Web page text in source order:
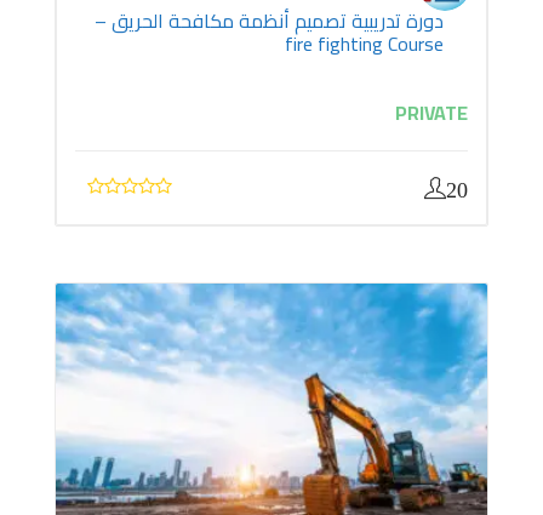
دورة تدريبية تصميم أنظمة مكافحة الحريق –
fire fighting Course
PRIVATE
20